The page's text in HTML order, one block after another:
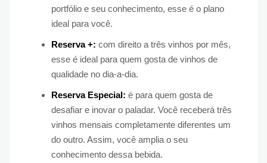
portfólio e seu conhecimento, esse é o plano
ideal para você.
Reserva +: com direito a três vinhos por mês,
esse é ideal para quem gosta de vinhos de
qualidade no dia-a-dia.
Reserva Especial: é para quem gosta de
desafiar e inovar o paladar. Você receberá três
vinhos mensais completamente diferentes um
do outro. Assim, você amplia o seu
conhecimento dessa bebida.